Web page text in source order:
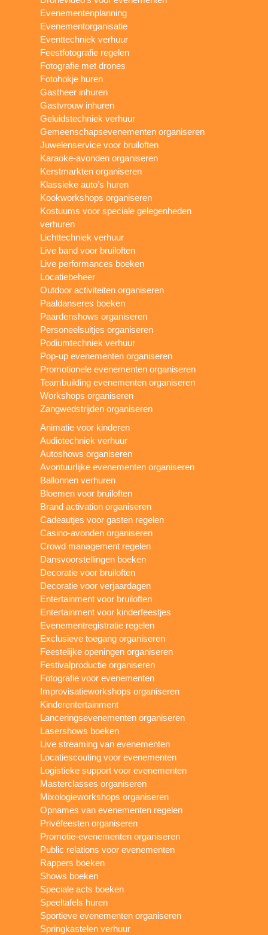
Evenementenplanning
Evenementorganisatie
Eventtechniek verhuur
Feestfotografie regelen
Fotografie met drones
Fotohokje huren
Gastheer inhuren
Gastvrouw inhuren
Geluidstechniek verhuur
Gemeenschapsevenementen organiseren
Juwelenservice voor bruiloften
Karaoke-avonden organiseren
Kerstmarkten organiseren
Klassieke auto’s huren
Kookworkshops organiseren
Kostuums voor speciale gelegenheden
verhuren
Lichttechniek verhuur
Live band voor bruiloften
Live performances boeken
Locatiebeheer
Outdoor activiteiten organiseren
Paaldanseres boeken
Paardenshows organiseren
Personeelsuitjes organiseren
Podiumtechniek verhuur
Pop-up evenementen organiseren
Promotionele evenementen organiseren
Teambuilding evenementen organiseren
Workshops organiseren
Zangwedstrijden organiseren
Animatie voor kinderen
Audiotechniek verhuur
Autoshows organiseren
Avontuurlijke evenementen organiseren
Ballonnen verhuren
Bloemen voor bruiloften
Brand activation organiseren
Cadeautjes voor gasten regelen
Casino-avonden organiseren
Crowd management regelen
Dansvoorstellingen boeken
Decoratie voor bruiloften
Decoratie voor verjaardagen
Entertainment voor bruiloften
Entertainment voor kinderfeestjes
Evenementregistratie regelen
Exclusieve toegang organiseren
Feestelijke openingen organiseren
Festivalproductie organiseren
Fotografie voor evenementen
Improvisatieworkshops organiseren
Kinderentertainment
Lanceringsevenementen organiseren
Lasershows boeken
Live streaming van evenementen
Locatiescouting voor evenementen
Logistieke support voor evenementen
Masterclasses organiseren
Mixologieworkshops organiseren
Opnames van evenementen regelen
Privéfeesten organiseren
Promotie-evenementen organiseren
Public relations voor evenementen
Rappers boeken
Shows boeken
Speciale acts boeken
Speeltafels huren
Sportieve evenementen organiseren
Springkastelen verhuur